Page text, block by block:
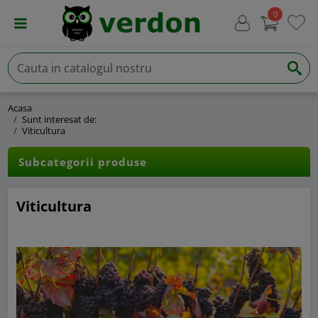
0
Acasa
Sunt interesat de:
Viticultura
Subcategorii produse
Viticultura